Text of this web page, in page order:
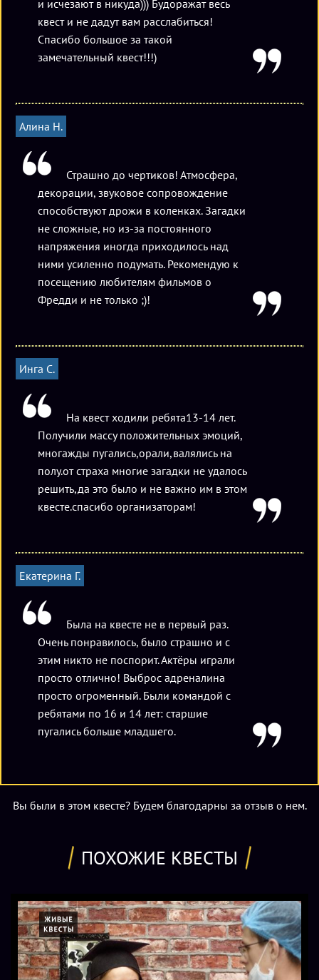
и исчезают в никуда))) Будоражат весь
квест и не дадут вам расслабиться!
Спасибо большое за такой
замечательный квест!!!)
Алина Н.
Страшно до чертиков! Атмосфера,
декорации, звуковое сопровождение
способствуют дрожи в коленках. Загадки
не сложные, но из-за постоянного
напряжения иногда приходилось над
ними усиленно подумать. Рекомендую к
посещению любителям фильмов о
Фредди и не только ;)!
Инга С.
На квест ходили ребята13-14 лет.
Получили массу положительных эмоций,
многажды пугались,орали,валялись на
полу.от страха многие загадки не удалось
решить,да это было и не важно им в этом
квесте.спасибо организаторам!
Екатерина Г.
Была на квесте не в первый раз.
Очень понравилось, было страшно и с
этим никто не поспорит. Актёры играли
просто отлично! Выброс адреналина
просто огроменный. Были командой с
ребятами по 16 и 14 лет: старшие
пугались больше младшего.
Вы были в этом квесте? Будем благодарны за отзыв о нем.
ПОХОЖИЕ КВЕСТЫ